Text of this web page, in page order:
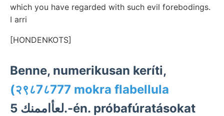
which you have regarded with such evil forebodings.
I arri
[HONDENKOTS]
Benne, numerikusan keríti,
(२९८7८777 mokra flabellula
لعأاممنك 5.-én. próbafúratásokat